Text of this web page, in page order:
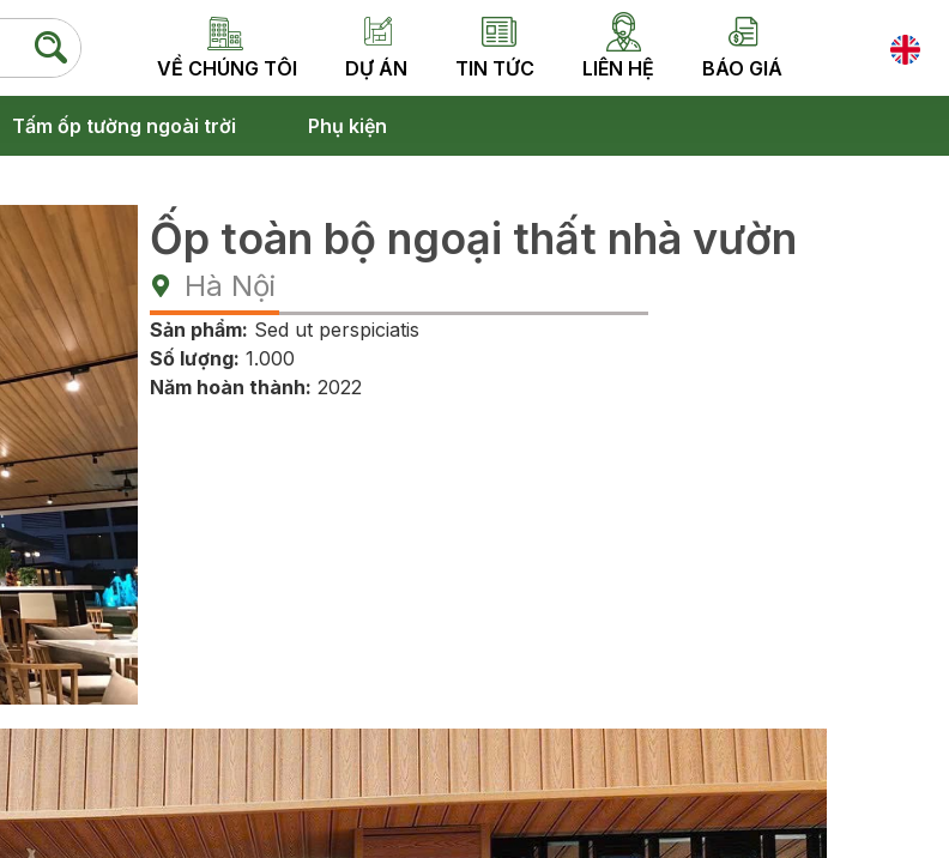
VỀ CHÚNG TÔI DỰ ÁN TIN TỨC LIÊN HỆ BÁO GIÁ
Tấm ốp tường ngoài trời Phụ kiện
Ốp toàn bộ ngoại thất nhà vườn
Hà Nội
Sản phẩm: Sed ut perspiciatis
Số lượng: 1.000
Năm hoàn thành: 2022